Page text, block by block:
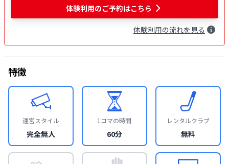
体験利用のご予約はこちら
体験利用の流れを見る
特徴
運営スタイル
完全無人
1コマの時間
60分
レンタルクラブ
無料